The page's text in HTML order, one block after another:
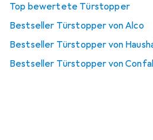
Top bewertete Türstopper
Bestseller Türstopper von Alco
Bestseller Türstopper von
Bestseller Türstopper von